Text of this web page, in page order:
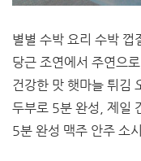
별별 수박 요리 수박 껍
당근 조연에서 주연으
건강한 맛 햇마늘 튀김
두부로 5분 완성, 제일
5분 완성 맥주 안주 소